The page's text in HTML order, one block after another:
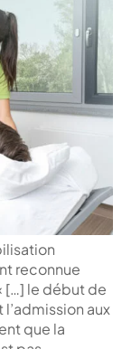
reconnue
[…] le début de
aux
que la